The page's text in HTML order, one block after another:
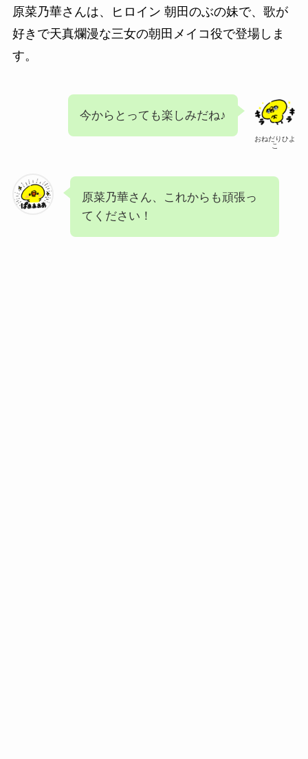
原菜乃華さんは、
ヒロイン 朝田のぶの妹で、歌が
好きで天真爛漫な三女の朝田メイコ役で登場しま
す。
おねだりひよ
こ
今からとっても楽しみだね♪
原菜乃華さん、これからも頑張っ
てください！